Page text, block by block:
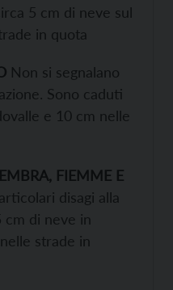
5 cm di neve sul
in quota
Non si segnalano
Sono caduti
e 10 cm nelle
FIEMME E
disagi alla
cm di neve in
strade in